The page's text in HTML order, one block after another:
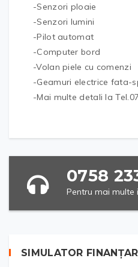
-Senzori ploaie
-Senzori lumini
-Pilot automat
-Computer bord
-Volan piele cu comenzi
-Geamuri electrice fata-
-Mai multe detali la
0758
Pentru mai multe
SIMULATOR